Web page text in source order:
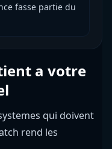
fasse partie du
a votre
qui doivent
rend les